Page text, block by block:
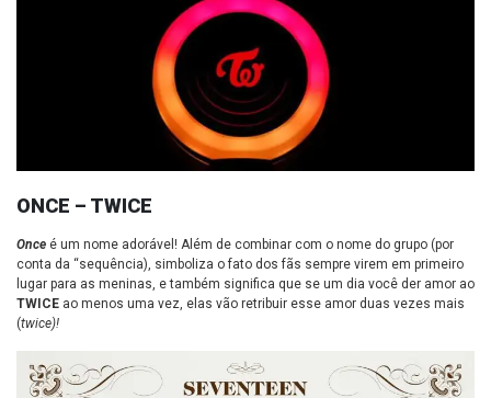
ONCE – TWICE
Once é um nome adorável! Além de combinar com o nome do grupo (por
conta da “sequência), simboliza o fato dos fãs sempre virem em primeiro
lugar para as meninas, e também significa que se um dia você der amor ao
TWICE ao menos uma vez, elas vão retribuir esse amor duas vezes mais
(twice)!